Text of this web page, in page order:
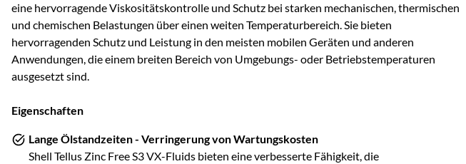
eine hervorragende Viskositätskontrolle und Schutz bei starken mechanischen, thermischen
und chemischen Belastungen über einen weiten Temperaturbereich. Sie bieten
hervorragenden Schutz und Leistung in den meisten mobilen Geräten und anderen
Anwendungen, die einem breiten Bereich von Umgebungs- oder Betriebstemperaturen
ausgesetzt sind.
Eigenschaften
Lange Ölstandzeiten - Verringerung von Wartungskosten
Shell Tellus Zinc Free S3 VX-Fluids bieten eine verbesserte Fähigkeit, die